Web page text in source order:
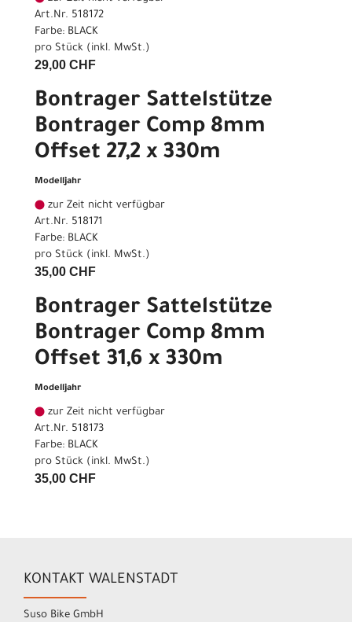
Art.Nr. 518172
Farbe: BLACK
pro Stück (inkl. MwSt.)
29,00 CHF
Bontrager Sattelstütze
Bontrager Comp 8mm
Offset 27,2 x 330m
Modelljahr
zur Zeit nicht verfügbar
Art.Nr. 518171
Farbe: BLACK
pro Stück (inkl. MwSt.)
35,00 CHF
Bontrager Sattelstütze
Bontrager Comp 8mm
Offset 31,6 x 330m
Modelljahr
zur Zeit nicht verfügbar
Art.Nr. 518173
Farbe: BLACK
pro Stück (inkl. MwSt.)
35,00 CHF
KONTAKT WALENSTADT
Suso Bike GmbH